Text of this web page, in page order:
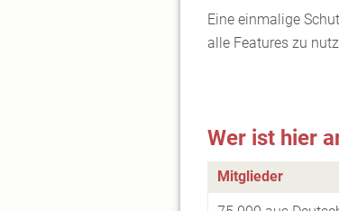
Eine einmalige
alle Features zu
Wer ist hier
Mitglieder